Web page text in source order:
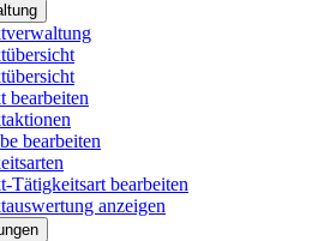
bearbeiten
bearbeiten
Tätigkeitsart bearbeiten
anzeigen